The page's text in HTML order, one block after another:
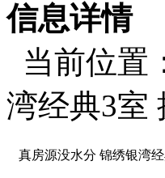
信息详情
当前位置
湾经典3室
真房源没水分 锦绣银湾